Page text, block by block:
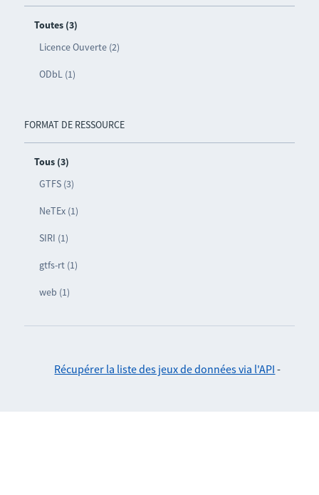
Toutes (3)
Licence Ouverte (2)
ODbL (1)
FORMAT DE RESSOURCE
Tous (3)
GTFS (3)
NeTEx (1)
SIRI (1)
gtfs-rt (1)
web (1)
Récupérer la liste des jeux de données via l'API -